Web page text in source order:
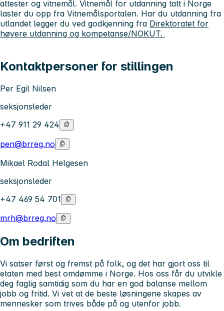
attester og vitnemål. Vitnemål for utdanning tatt i Norge
laster du opp fra Vitnemålsportalen. Har du utdanning fra
utlandet legger du ved godkjenning fra Direktoratet for
høyere utdanning og kompetanse/NOKUT.
Kontaktpersoner for stillingen
Per Egil Nilsen
seksjonsleder
+47 911 29 424
pen@brreg.no
Mikael Rodal Helgesen
seksjonsleder
+47 469 54 701
mrh@brreg.no
Om bedriften
Vi satser først og fremst på folk, og det har gjort oss til
etaten med best omdømme i Norge. Hos oss får du utvikle
deg faglig samtidig som du har en god balanse mellom
jobb og fritid. Vi vet at de beste løsningene skapes av
mennesker som trives både på og utenfor jobb.